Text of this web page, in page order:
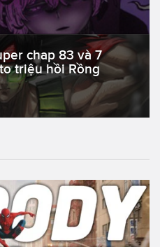
chap 83 và 7
triệu hồi Rồng